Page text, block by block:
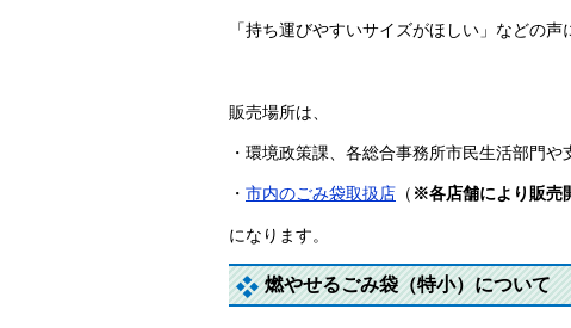
「持ち運びやすいサイズがほしい」などの声
販売場所は、
・環境政策課、各総合事務所市民生活部門や
・ 市内のごみ袋取扱店 （ ※各店舗により販売
になります。
燃やせるごみ袋（特小）について